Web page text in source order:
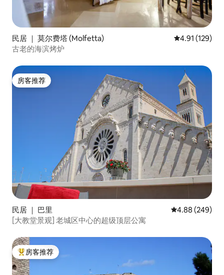
民居 ｜ 莫尔费塔 (Molfetta) 平均评分 4.91
4.91 (129)
古老的海滨烤炉
房客推荐
房客推荐
民居 ｜ 巴里 平均评分 4.88
4.88 (249)
[大教堂景观] 老城区中心的超级顶层公寓
热门「房客推荐」
房客推荐